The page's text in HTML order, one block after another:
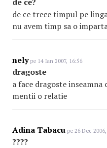
de ce trece timpul pe
nu avem timp sa o
nelype 14 Ian 2007, 16:56
dragoste
a face dragoste
mentii o relatie
Adina Tabacu pe 26 Dec
????